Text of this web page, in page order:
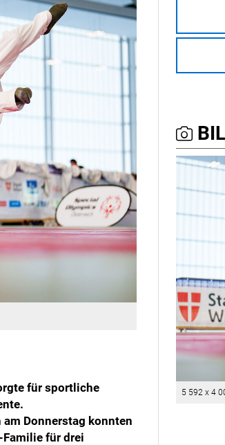
für sportliche
Donnerstag konnten
für drei
5 592 x 4